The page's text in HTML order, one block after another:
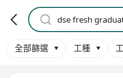
全部篩選 工種